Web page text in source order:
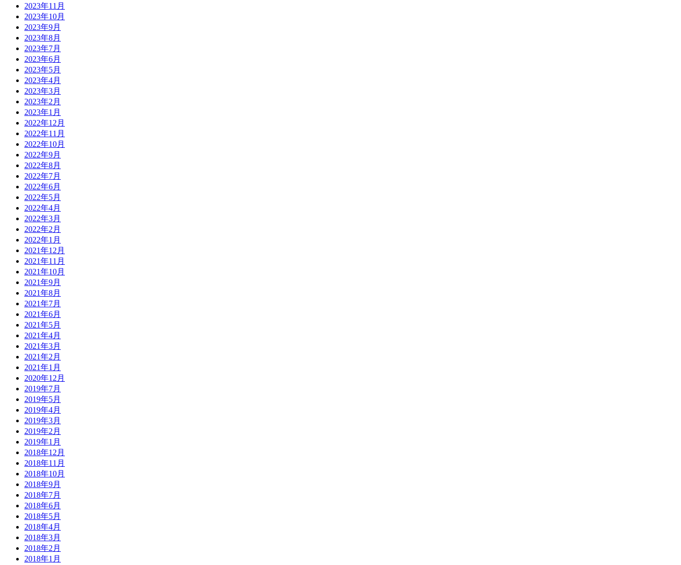
2023年11月
2023年10月
2023年9月
2023年8月
2023年7月
2023年6月
2023年5月
2023年4月
2023年3月
2023年2月
2023年1月
2022年12月
2022年11月
2022年10月
2022年9月
2022年8月
2022年7月
2022年6月
2022年5月
2022年4月
2022年3月
2022年2月
2022年1月
2021年12月
2021年11月
2021年10月
2021年9月
2021年8月
2021年7月
2021年6月
2021年5月
2021年4月
2021年3月
2021年2月
2021年1月
2020年12月
2019年7月
2019年5月
2019年4月
2019年3月
2019年2月
2019年1月
2018年12月
2018年11月
2018年10月
2018年9月
2018年7月
2018年6月
2018年5月
2018年4月
2018年3月
2018年2月
2018年1月